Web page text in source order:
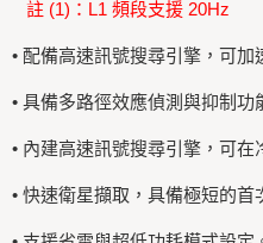
註 (1)：L1 頻段支援 20Hz
• 配備高速訊號搜尋引擎，可加
• 具備多路徑效應偵測與抑制功
• 內建高速訊號搜尋引擎，可在
• 快速衛星擷取，具備極短的首